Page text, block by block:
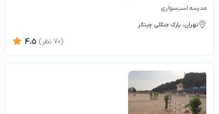
مدرسه اسب‌سواری
تهران، پارک جنگلی چیتگر
4.5 (70 نظر)